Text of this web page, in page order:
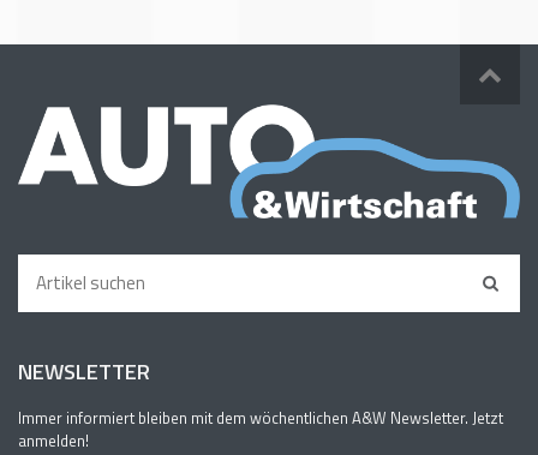
NEWSLETTER
Immer informiert bleiben mit dem wöchentlichen A&W Newsletter. Jetzt
anmelden!